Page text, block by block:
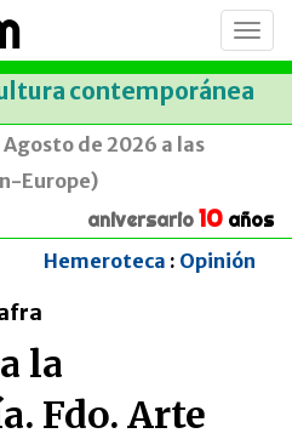
contemporánea
de 2026 a las
Europe)
aniversario 10 años
Hemeroteca : Opinión
la
Fdo. Arte